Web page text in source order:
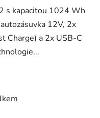
s kapacitou 1024 Wh
12V, 2x
Charge) a 2x USB-C